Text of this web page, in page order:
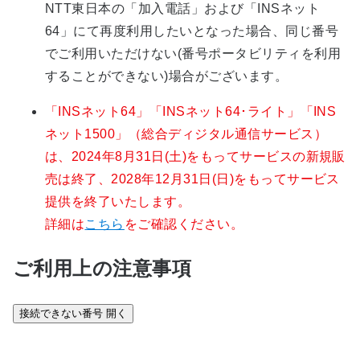
NTT東日本の「加入電話」および「INSネット
64」にて再度利用したいとなった場合、同じ番号
でご利用いただけない(番号ポータビリティを利用
することができない)場合がございます。
「INSネット64」「INSネット64･ライト」「INS
ネット1500」（総合ディジタル通信サービス）
は、2024年8月31日(土)をもってサービスの新規販
売は終了、2028年12月31日(日)をもってサービス
提供を終了いたします。
詳細はこちら をご確認ください。
ご利用上の注意事項
接続できない番号 開く